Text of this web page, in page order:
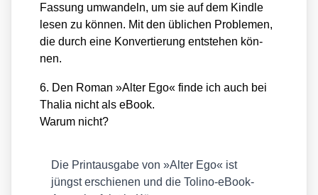
Fas­sung umwan­deln, um sie auf dem Kind­le
lesen zu kön­nen. Mit den übli­chen Pro­ble­men,
die durch eine Kon­ver­tie­rung ent­ste­hen kön­
nen.
6. Den Roman »Alter Ego« fin­de ich auch bei
Tha­lia nicht als eBook.
War­um nicht?
Die Print­aus­ga­be von »Alter Ego« ist
jüngst erschie­nen und die Toli­no-eBook-